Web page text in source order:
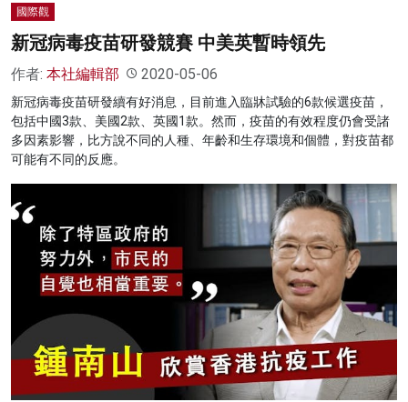
國際觀
新冠病毒疫苗研發競賽 中美英暫時領先
作者: 本社編輯部 2020-05-06
新冠病毒疫苗研發續有好消息，目前進入臨牀試驗的6款候選疫苗，
包括中國3款、美國2款、英國1款。然而，疫苗的有效程度仍會受諸
多因素影響，比方說不同的人種、年齡和生存環境和個體，對疫苗都
可能有不同的反應。